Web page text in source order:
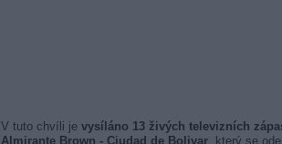
V tuto chvíli je vysíláno 13 živých televizních
Almirante Brown - Ciudad de Bolivar, který se